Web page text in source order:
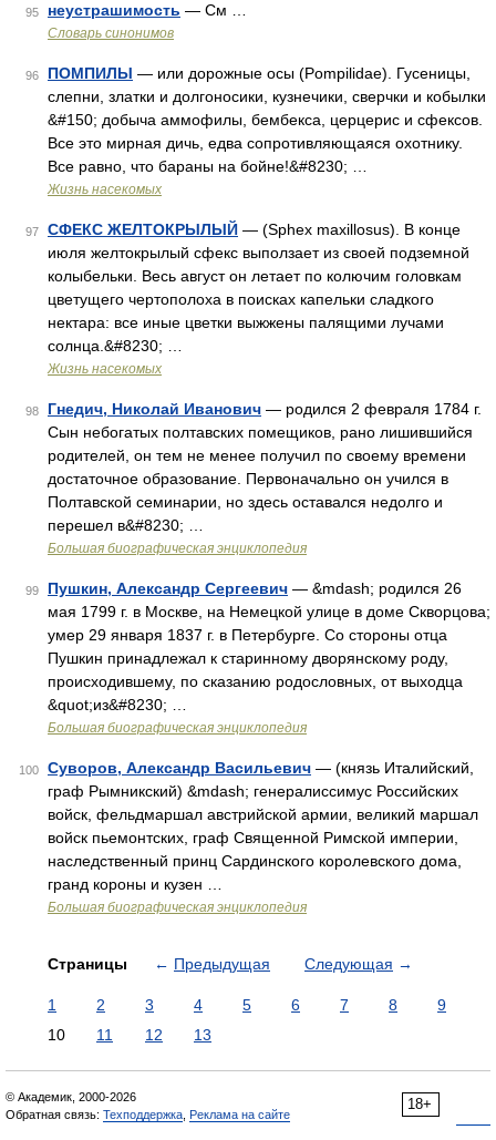
95 неустрашимость — См …
Словарь синонимов
96 ПОМПИЛЫ — или дорожные осы (Pompilidae). Гусеницы,
слепни, златки и долгоносики, кузнечики, сверчки и кобылки
&#150; добыча аммофилы, бембекса, церцерис и сфексов.
Все это мирная дичь, едва сопротивляющаяся охотнику.
Все равно, что бараны на бойне!&#8230; …
Жизнь насекомых
97 СФЕКС ЖЕЛТОКРЫЛЫЙ — (Sphex maxillosus). В конце
июля желтокрылый сфекс выползает из своей подземной
колыбельки. Весь август он летает по колючим головкам
цветущего чертополоха в поисках капельки сладкого
нектара: все иные цветки выжжены палящими лучами
солнца.&#8230; …
Жизнь насекомых
98 Гнедич, Николай Иванович — родился 2 февраля 1784 г.
Сын небогатых полтавских помещиков, рано лишившийся
родителей, он тем не менее получил по своему времени
достаточное образование. Первоначально он учился в
Полтавской семинарии, но здесь оставался недолго и
перешел в&#8230; …
Большая биографическая энциклопедия
99 Пушкин, Александр Сергеевич — &mdash; родился 26
мая 1799 г. в Москве, на Немецкой улице в доме Скворцова;
умер 29 января 1837 г. в Петербурге. Со стороны отца
Пушкин принадлежал к старинному дворянскому роду,
происходившему, по сказанию родословных, от выходца
&quot;из&#8230; …
Большая биографическая энциклопедия
100 Суворов, Александр Васильевич — (князь Италийский,
граф Рымникский) &mdash; генералиссимус Российских
войск, фельдмаршал австрийской армии, великий маршал
войск пьемонтских, граф Священной Римской империи,
наследственный принц Сардинского королевского дома,
гранд короны и кузен …
Большая биографическая энциклопедия
Страницы ← Предыдущая Следующая →
1 2 3 4 5 6 7 8
9
10
11 12 13
18+
© Академик, 2000-2026
Обратная связь: Техподдержка Реклама на сайте